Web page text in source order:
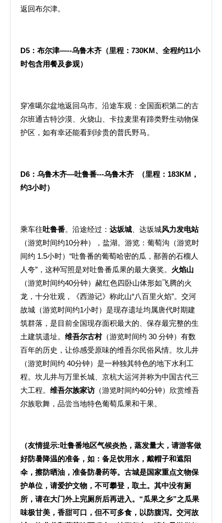
返回布尔津。
D5 ：布尔津—--乌鲁木齐（里程： 730KM、全程约11小
时包含用餐及参观）
穿准噶尔盆地返回乌市。沿途车观：全国面积第二的古
尔班通古特沙漠、火烧山、卡拉麦里有蹄类野生动物保
护区，如有幸还能看到珍贵的普氏野马。
D6 ：乌鲁木齐—吐鲁番---乌鲁木齐 （里程： 183KM ，
约3小时）
乘车往吐鲁番。沿途经过： 达坂城 、达坂城风力发电站
（游览时间约10分种），盐湖。游览：葡萄沟（游览时
间约 1.5小时）“吐鲁番的葡萄哈密的瓜，鄯善的石榴人
人夸”，这种写照是对吐鲁番瓜果的最大褒奖。 火焰山
（游览时间约40分钟）赭红色四卧山体形如飞腾的火
龙，十分壮观，《西游记》称此山“八百里火焰”。交河
故城（游览时间约1小时）是现存遗址均属唐代时期建
筑群落，是目前全国现存面积最大的、保存最完整的生
土建筑遗址。 维吾尔古村（游览时间约 30 分钟）有数
百年的历史，让伱感受原味的维吾尔民俗风情。坎儿井
（游览时间约 40分钟）是一种独其特色的地下水利工
程。坎儿井与万里长城、京杭大运河并称为中国古代三
大工程。 维吾尔族家访 （游览时间约40分钟）欣赏维吾
尔族歌舞，品尝当地特色葡萄瓜果和干果。
（友情提示:吐鲁番地区气候炎热，蒸发量大，请游客做
好防暑降温的准备，如：备足饮用水，戴帽子和遮阳
伞，擦防晒油，准备防暑药等。古城是国家重点文物保
护单位，请爱护文物，不可攀登，取土。其中没有厕
所，请在大门外上完厕所后再进入。“瓜果之乡”之瓜果
味极甘美，香甜可口，但不可多食，以防腹泻。交河故